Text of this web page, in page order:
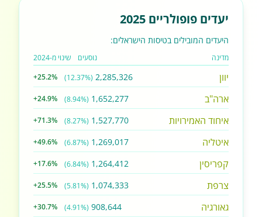
יעדים פופולריים 2025
היעדים המובילים בטיסות הישראלים:
מדינה נוסעים שינוי מ-2024
יוון 2,285,326
(12.37%)
+25.2%
ארה"ב 1,652,277
(8.94%)
+24.9%
איחוד האמירויות 1,527,770
(8.27%)
+71.3%
איטליה 1,269,017
(6.87%)
+49.6%
קפריסין 1,264,412
(6.84%)
+17.6%
צרפת 1,074,333
(5.81%)
+25.5%
גאורגיה 908,644
(4.91%)
+30.7%